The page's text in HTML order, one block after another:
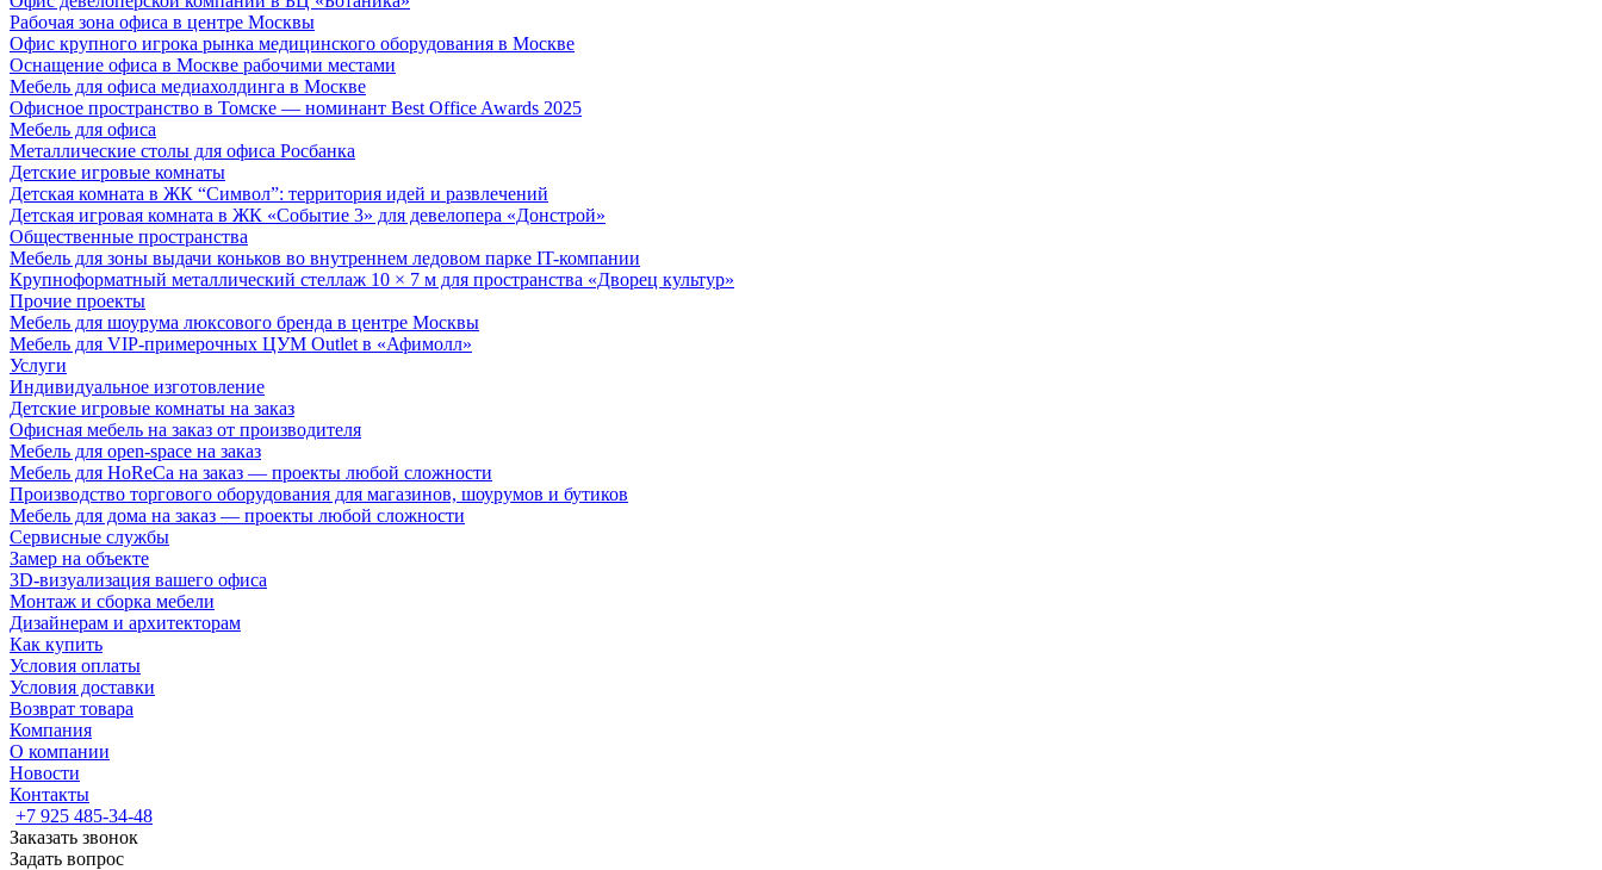
Рабочая зона офиса в центре Москвы
Офис крупного игрока рынка медицинского оборудования в Москве
Оснащение офиса в Москве рабочими местами
Мебель для офиса медиахолдинга в Москве
Офисное пространство в Томске — номинант Best Office Awards 2025
Мебель для офиса
Металлические столы для офиса Росбанка
Детские игровые комнаты
Детская комната в ЖК “Символ”: территория идей и развлечений
Детская игровая комната в ЖК «Событие 3» для девелопера «Донстрой»
Общественные пространства
Мебель для зоны выдачи коньков во внутреннем ледовом парке IT-компании
Крупноформатный металлический стеллаж 10 × 7 м для пространства «Дворец культур»
Прочие проекты
Мебель для шоурума люксового бренда в центре Москвы
Мебель для VIP-примерочных ЦУМ Outlet в «Афимолл»
Услуги
Индивидуальное изготовление
Детские игровые комнаты на заказ
Офисная мебель на заказ от производителя
Мебель для open-space на заказ
Мебель для HoReCa на заказ — проекты любой сложности
Производство торгового оборудования для магазинов, шоурумов и бутиков
Мебель для дома на заказ — проекты любой сложности
Сервисные службы
Замер на объекте
3D-визуализация вашего офиса
Монтаж и сборка мебели
Дизайнерам и архитекторам
Как купить
Условия оплаты
Условия доставки
Возврат товара
Компания
О компании
Новости
Контакты
+7 925 485-34-48
Заказать звонок
Задать вопрос